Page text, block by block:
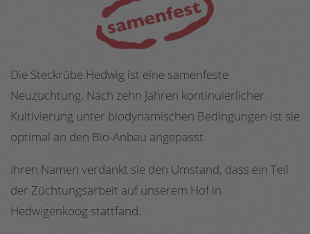
Die Steckrübe Hedwig ist eine samenfeste
Neuzüchtung. Nach zehn Jahren kontinuierlicher
Kultivierung unter biodynamischen Bedingungen ist sie
optimal an den Bio-Anbau angepasst.
Ihren Namen verdankt sie den Umstand, dass ein Teil
der Züchtungsarbeit auf unserem Hof in
Hedwigenkoog stattfand.